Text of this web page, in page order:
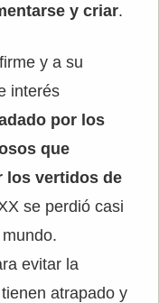
y criar.
y a su
interés
por los
que
los vertidos de
se perdió casi
evitar la
atrapado y